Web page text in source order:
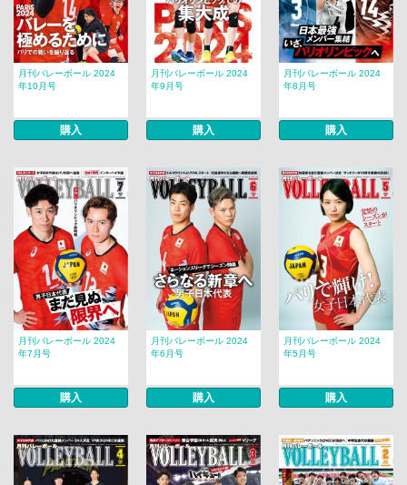
月刊バレーボール 2024
年10月号
購入
月刊バレーボール 2024
年9月号
購入
月刊バレーボール 2024
年8月号
購入
月刊バレーボール 2024
年7月号
購入
月刊バレーボール 2024
年6月号
購入
月刊バレーボール 2024
年5月号
購入